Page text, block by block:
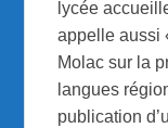
lycée
appelle aussi
Molac sur la
langues
publication